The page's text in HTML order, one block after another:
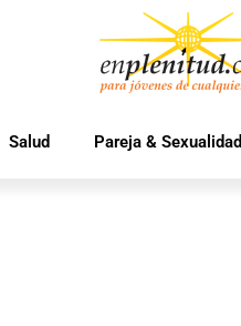
Salud Pareja & Sexualidad